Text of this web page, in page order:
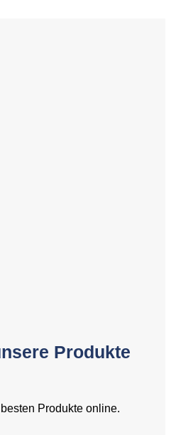
Produkte
Produkte online.